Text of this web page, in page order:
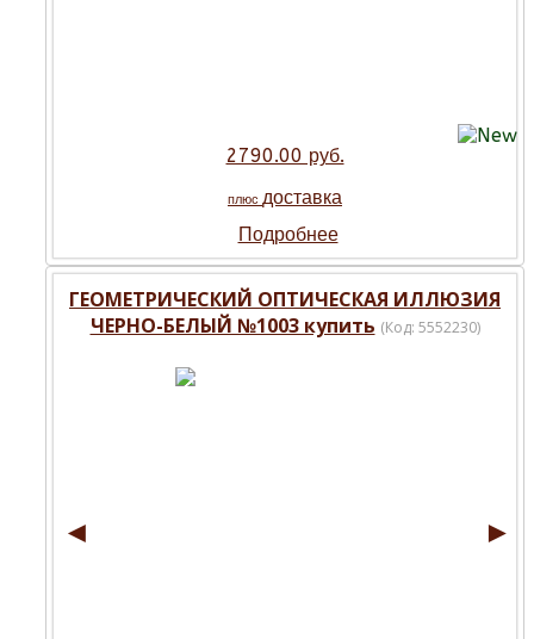
2790.00 руб.
плюс доставка
Подробнее
ГЕОМЕТРИЧЕСКИЙ ОПТИЧЕСКАЯ ИЛЛЮЗИЯ
ЧЕРНО-БЕЛЫЙ №1003 купить (Код: 5552230)
◄ ►